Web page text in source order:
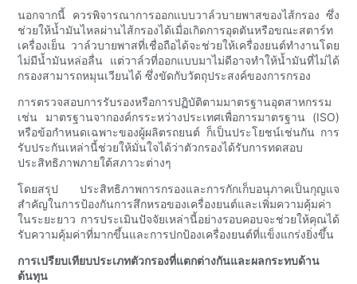
นอกจากนี้ ควรพิจารณาการออกแบบวาล์วบายพาสของไส้กรอง ซึ่ง
ช่วยให้น้ำมันไหลผ่านไส้กรองได้เมื่อเกิดการอุดตันหรือขณะสตาร์ท
เครื่องเย็น วาล์วบายพาสที่เชื่อถือได้จะช่วยให้เครื่องยนต์ทำงานโดย
ไม่มีน้ำมันหล่อลื่น แต่วาล์วที่ออกแบบมาไม่ดีอาจทำให้น้ำมันที่ไม่ได้
กรองสามารถหมุนเวียนได้ ซึ่งขัดกับวัตถุประสงค์ของการกรอง
การตรวจสอบการรับรองหรือการปฏิบัติตามมาตรฐานอุตสาหกรรม
เช่น มาตรฐานจากองค์กรระหว่างประเทศเพื่อการมาตรฐาน (ISO)
หรือข้อกำหนดเฉพาะของผู้ผลิตรถยนต์ ก็เป็นประโยชน์เช่นกัน การ
รับประกันเหล่านี้ช่วยให้มั่นใจได้ว่าตัวกรองได้รับการทดสอบ
ประสิทธิภาพภายใต้สภาวะต่างๆ
โดยสรุป ประสิทธิภาพการกรองและการกักเก็บอนุภาคเป็นกุญแจ
สำคัญในการป้องกันการสึกหรอของเครื่องยนต์และเพิ่มความคุ้มค่า
ในระยะยาว การประเมินปัจจัยเหล่านี้อย่างรอบคอบจะช่วยให้คุณได้
รับความคุ้มค่าที่มากขึ้นและการปกป้องเครื่องยนต์ที่แข็งแกร่งยิ่งขึ้น
การเปรียบเทียบประเภทตัวกรองที่แตกต่างกันและผลกระทบด้าน
ต้นทุน